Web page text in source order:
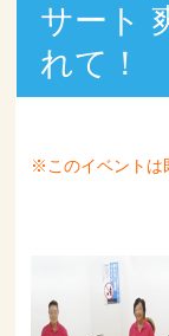
サート
れて！
※このイベントは